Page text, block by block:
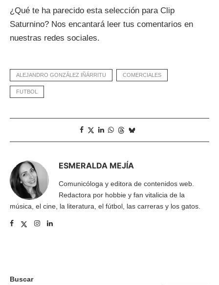
¿Qué te ha parecido esta selección para Clip
Saturnino? Nos encantará leer tus comentarios en
nuestras redes sociales.
ALEJANDRO GONZÁLEZ IÑÁRRITU COMERCIALES
FUTBOL
ESMERALDA MEJÍA
Comunicóloga y editora de contenidos web.
Redactora por hobbie y fan vitalicia de la
música, el cine, la literatura, el fútbol, las carreras y los gatos.
Buscar